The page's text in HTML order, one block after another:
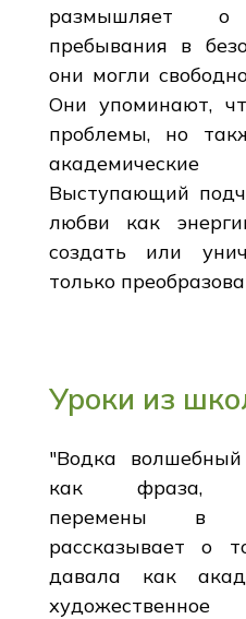
размышляет
пребывания в
они могли
Они упоминают,
проблемы, но
Выступающий
любви как
создать или
только
Уроки из
"Водка
как фраза,
перемены в
рассказывает о
давала как